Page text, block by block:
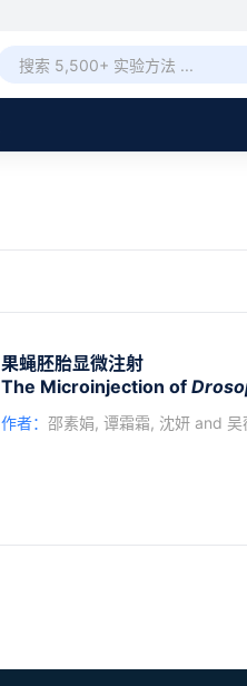
果蝇胚胎显微注射
The Microinjection of
作者： 邵素娟, 谭霜霜, 沈妍 and 吴